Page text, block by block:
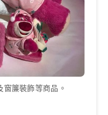
簾裝飾等商品。